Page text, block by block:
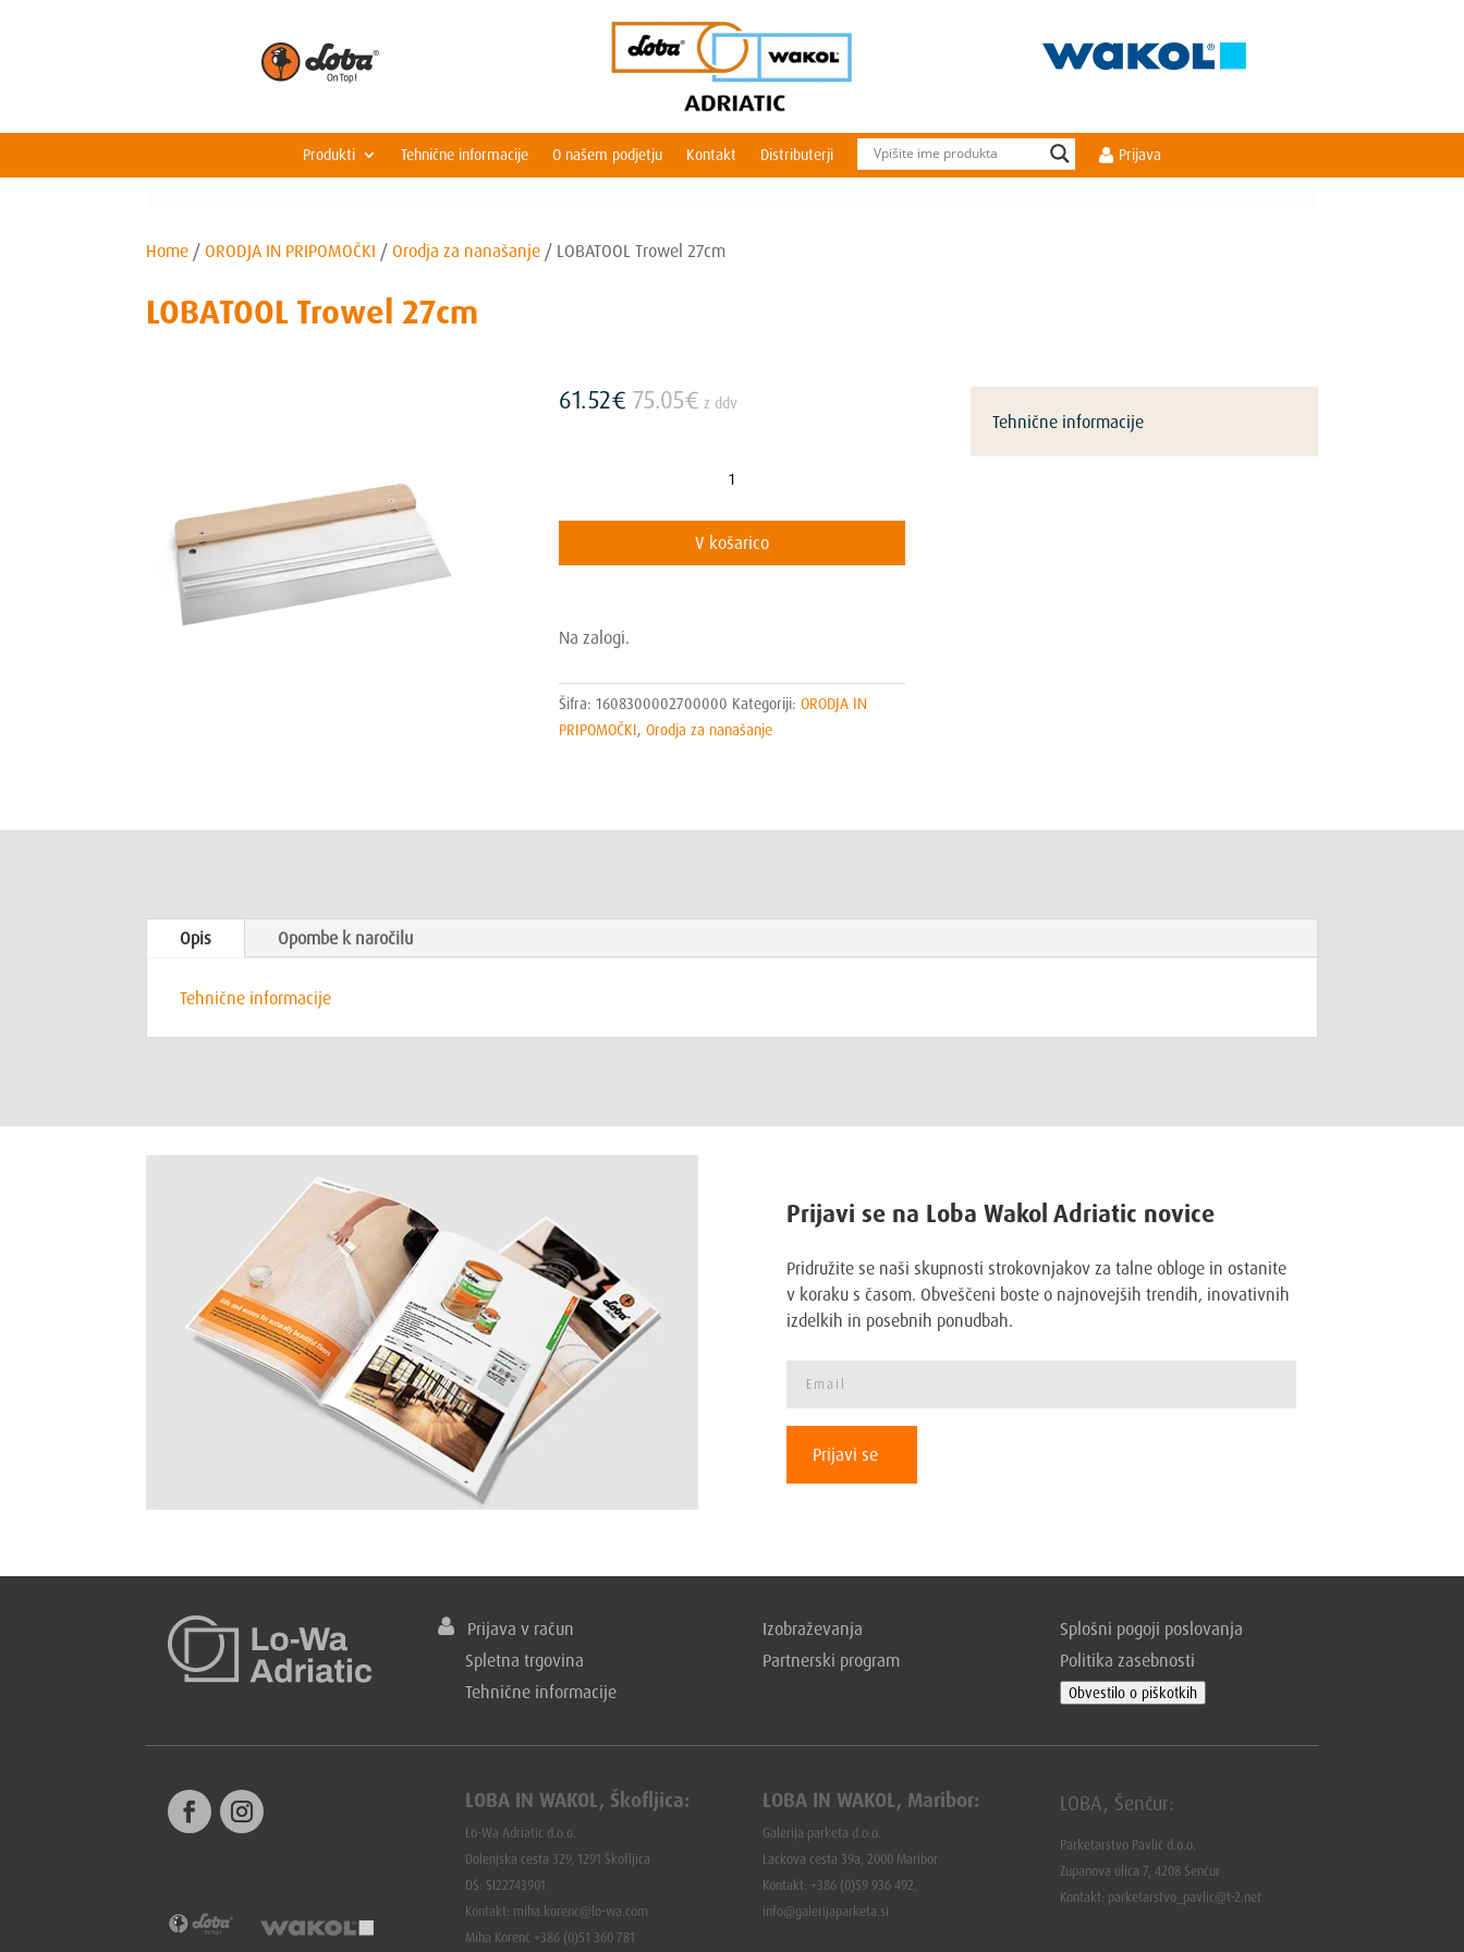
Produkti Tehnične informacije O našem podjetju Kontakt Distributerji Prijava
Home /ORODJA IN PRIPOMOČKI /Orodja za nanašanje / LOBATOOL Trowel 27cm
LOBATOOL Trowel 27cm
61.52€ 75.05€ z ddv
27cm
V košarico
Na zalogi.
Šifra: 1608300002700000 Kategoriji: ORODJA IN
PRIPOMOČKI, Orodja za nanašanje
Tehnične informacije
Opis Opombe k naročilu
Tehnične informacije
Prijavi se na Loba Wakol Adriatic novice
Pridružite se naši skupnosti strokovnjakov za talne obloge in ostanite
v koraku s časom. Obveščeni boste o najnovejših trendih, inovativnih
izdelkih in posebnih ponudbah.
Prijavi se
Prijava v račun
Spletna trgovina
Tehnične informacije
Izobraževanja
Partnerski program
Splošni pogoji poslovanja
Politika zasebnosti
Obvestilo o piškotkih
LOBA IN WAKOL, Škofljica:
Lo-Wa Adriatic d.o.o.
Dolenjska cesta 329, 1291 Škofljica
DŠ: SI22743901
Kontakt: miha.korenc@lo-wa.com
Miha Korenč +386 (0)51 360 781
LOBA IN WAKOL, Maribor:
Galerija parketa d.o.o.
Lackova cesta 39a, 2000 Maribor
Kontakt: +386 (0)59 936 492,
info@galerijaparketa.si
LOBA, Šenčur:
Parketarstvo Pavlič d.o.o.
Zupanova ulica 7, 4208 Šenčur
Kontakt: parketarstvo_pavlic@t-2.net